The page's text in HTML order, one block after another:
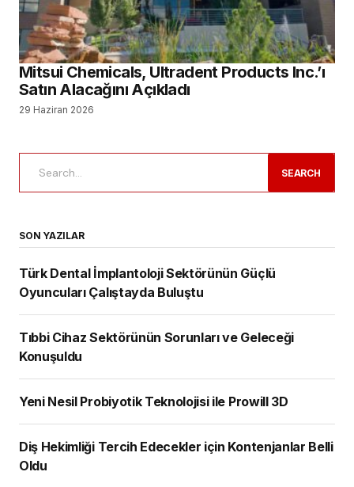
Mitsui Chemicals, Ultradent Products Inc.’ı
Satın Alacağını Açıkladı
29 Haziran 2026
SEARCH
SON YAZILAR
Türk Dental İmplantoloji Sektörünün Güçlü
Oyuncuları Çalıştayda Buluştu
Tıbbi Cihaz Sektörünün Sorunları ve Geleceği
Konuşuldu
Yeni Nesil Probiyotik Teknolojisi ile Prowill 3D
Diş Hekimliği Tercih Edecekler için Kontenjanlar Belli
Oldu